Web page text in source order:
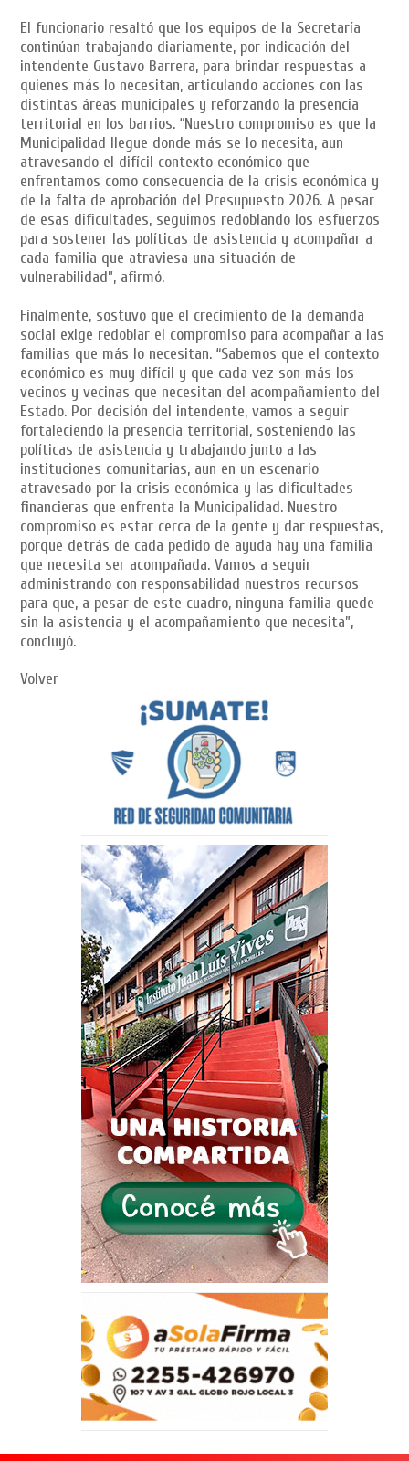
El funcionario resaltó que los equipos de la Secretaría
continúan trabajando diariamente, por indicación del
intendente Gustavo Barrera, para brindar respuestas a
quienes más lo necesitan, articulando acciones con las
distintas áreas municipales y reforzando la presencia
territorial en los barrios. “Nuestro compromiso es que la
Municipalidad llegue donde más se lo necesita, aun
atravesando el difícil contexto económico que
enfrentamos como consecuencia de la crisis económica y
de la falta de aprobación del Presupuesto 2026. A pesar
de esas dificultades, seguimos redoblando los esfuerzos
para sostener las políticas de asistencia y acompañar a
cada familia que atraviesa una situación de
vulnerabilidad”, afirmó.
Finalmente, sostuvo que el crecimiento de la demanda
social exige redoblar el compromiso para acompañar a las
familias que más lo necesitan. “Sabemos que el contexto
económico es muy difícil y que cada vez son más los
vecinos y vecinas que necesitan del acompañamiento del
Estado. Por decisión del intendente, vamos a seguir
fortaleciendo la presencia territorial, sosteniendo las
políticas de asistencia y trabajando junto a las
instituciones comunitarias, aun en un escenario
atravesado por la crisis económica y las dificultades
financieras que enfrenta la Municipalidad. Nuestro
compromiso es estar cerca de la gente y dar respuestas,
porque detrás de cada pedido de ayuda hay una familia
que necesita ser acompañada. Vamos a seguir
administrando con responsabilidad nuestros recursos
para que, a pesar de este cuadro, ninguna familia quede
sin la asistencia y el acompañamiento que necesita”,
concluyó.
Volver